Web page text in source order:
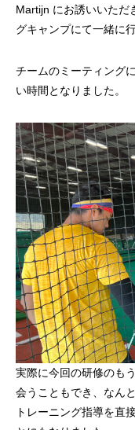
Martijn にお誘いいただ
グキャンプにて一緒に
チームのミーティング
い時間となりました。
実際に今回の研修のも
会うこともでき、なん
トレーニング指導を直